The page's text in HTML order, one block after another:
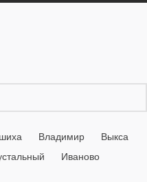
Владимир
Выкса
Иваново